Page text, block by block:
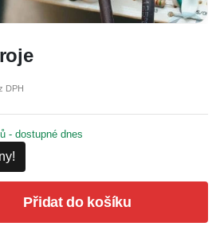
DPH
- dostupné dnes
Přidat do košíku